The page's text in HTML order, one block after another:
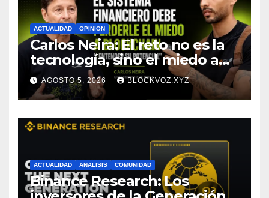
ACTUALIDAD OPINION
Carlos Neira: El reto no es la
tecnología, sino el miedo a
entenderla
AGOSTO 5, 2026 BLOCKVOZ.XYZ
ACTUALIDAD ANALISIS COMUNIDAD
Binance Research: Los